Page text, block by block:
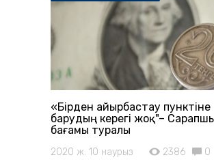
«Бірден айырбастау пунктіне
барудың керегі жоқ"–
бағамы туралы
2020 ж. 10 наурыз 2386 0